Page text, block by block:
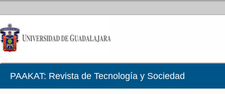
PAAKAT: Revista de Tecnología y Sociedad